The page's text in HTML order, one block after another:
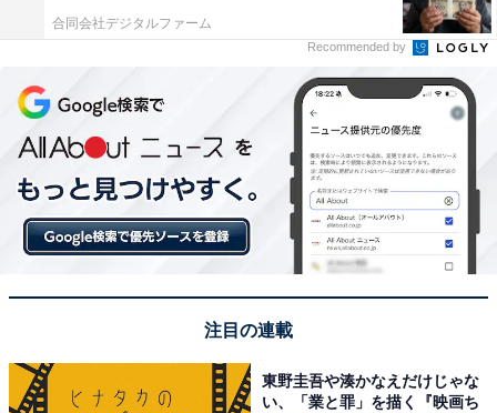
合同会社デジタルファーム
Recommended by
注目の連載
東野圭吾や湊かなえだけじゃな
い、「業と罪」を描く『映画ち